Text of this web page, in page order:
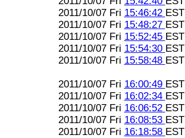
2011/10/07 Fri 15:46:42 EST
2011/10/07 Fri 15:48:27 EST
2011/10/07 Fri 15:52:45 EST
2011/10/07 Fri 15:54:30 EST
2011/10/07 Fri 15:58:48 EST
2011/10/07 Fri 16:00:49 EST
2011/10/07 Fri 16:02:34 EST
2011/10/07 Fri 16:06:52 EST
2011/10/07 Fri 16:08:53 EST
2011/10/07 Fri 16:18:58 EST